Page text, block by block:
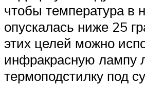
чтобы температура в
опускалась ниже 25
этих целей можно
инфракрасную лампу
термоподстилку под